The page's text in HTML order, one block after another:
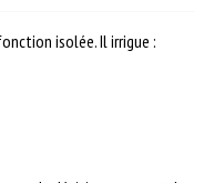
isolée. Il irrigue :